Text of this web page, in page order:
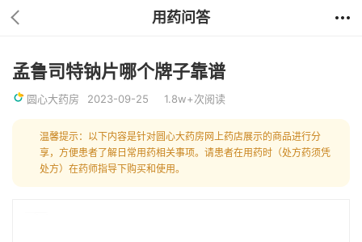
用药问答
孟鲁司特钠片哪个牌子靠谱
圆心大药房 2023-09-25 1.8w+次阅读
温馨提示：以下内容是针对圆心大药房网上药店展示的商品进行分
享，方便患者了解日常用药相关事项。请患者在用药时（处方药须凭
处方）在药师指导下购买和使用。